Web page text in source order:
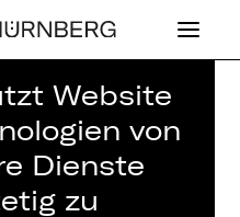
>
Website
von
Dienste
zu